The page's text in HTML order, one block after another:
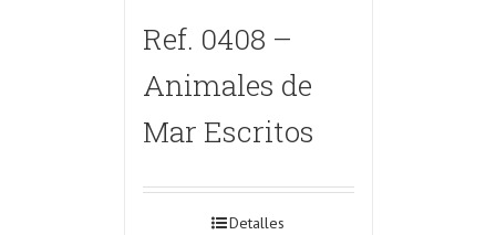
Ref. 0408 –
Animales de
Mar Escritos
Detalles